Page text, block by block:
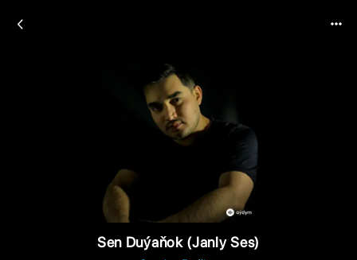
Sen Duýaňok (Janly Ses)